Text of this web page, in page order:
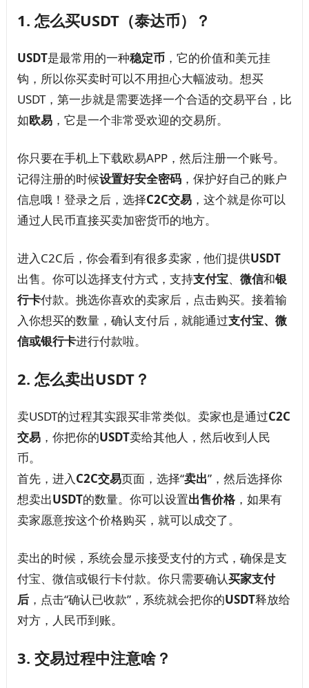
1. 怎么买USDT（泰达币）？
USDT是最常用的一种稳定币，它的价值和美元挂
钩，所以你买卖时可以不用担心大幅波动。想买
USDT，第一步就是需要选择一个合适的交易平台，比
如欧易，它是一个非常受欢迎的交易所。
你只要在手机上下载欧易APP，然后注册一个账号。
记得注册的时候设置好安全密码，保护好自己的账户
信息哦！登录之后，选择C2C交易，这个就是你可以
通过人民币直接买卖加密货币的地方。
进入C2C后，你会看到有很多卖家，他们提供USDT
出售。你可以选择支付方式，支持支付宝、 微信和银
行卡付款。挑选你喜欢的卖家后，点击购买。接着输
入你想买的数量，确认支付后，就能通过支付宝、微
信或银行卡进行付款啦。
2. 怎么卖出USDT？
卖USDT的过程其实跟买非常类似。卖家也是通过C2C
交易，你把你的USDT卖给其他人，然后收到人民
币。
首先，进入C2C交易页面，选择“卖出”，然后选择你
想卖出USDT的数量。你可以设置出售价格，如果有
卖家愿意按这个价格购买，就可以成交了。
卖出的时候，系统会显示接受支付的方式，确保是支
付宝、微信或银行卡付款。你只需要确认买家支付
后，点击“确认已收款”，系统就会把你的USDT释放给
对方，人民币到账。
3. 交易过程中注意啥？